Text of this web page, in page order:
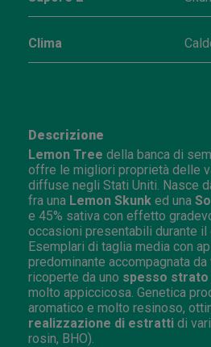
Clima
Descrizione
Lemon Tree della banca di
offre le migliori proprietà delle
diffuse negli Stati Uniti. Nasce
fra una Lemon Skunk ed una
e 45% sativa con effetto
occasioni presentabili durante il
Esemplari di taglia media con
predominante accompagnata
ricoperte da uno spesso strato
molto appiccicosa. Genetica
aromatico e molto resinoso,
realizzazione di estratti di
rosin, BHO).